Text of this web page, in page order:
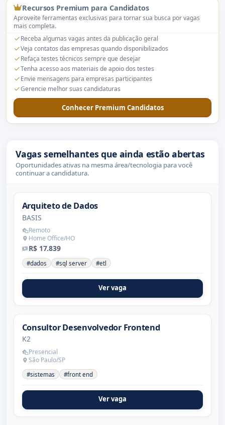
Recursos Premium para Candidatos
Aproveite ferramentas exclusivas para tornar sua busca por vagas
mais completa.
Receba algumas vagas antes da publicação geral
Veja contatos das empresas quando disponibilizados
Refaça testes técnicos sempre que desejar
Tenha acesso aos materiais de apoio dos testes
Envie mensagens para empresas participantes
Gerencie melhor suas candidaturas
Conhecer Premium Candidatos
Vagas semelhantes que ainda estão abertas
Oportunidades ativas na mesma área/tecnologia para você
continuar a candidatura.
Arquiteto de Dados
BASIS
Remoto
Home Office/HO
R$ 17.839
#dados #sql server #etl
Ver vaga
Consultor Desenvolvedor Frontend
K2
Presencial
São Paulo/SP
#sistemas #front end
Ver vaga